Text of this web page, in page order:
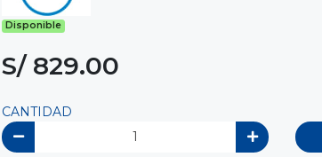
Disponible
S/ 829.00
CANTIDAD